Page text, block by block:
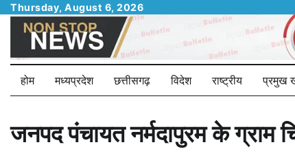
Skip
content
Thursday, August 6, 2026
होम मध्यप्रदेश छत्तीसगढ़ विदेश राष्ट्रीय प्रमुख
जनपद पंचायत नर्मदापुरम के ग्राम